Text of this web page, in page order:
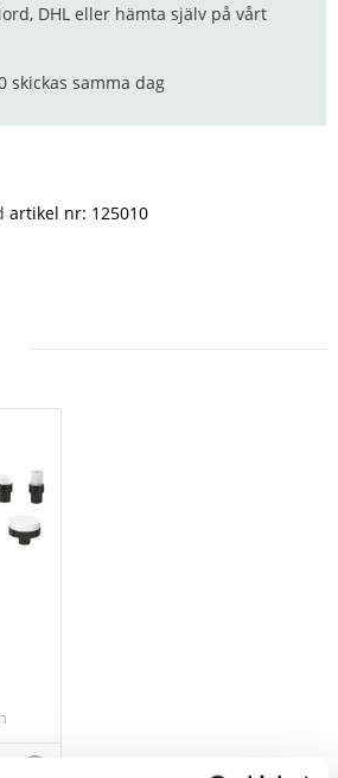
DHL eller hämta själv på vårt
skickas samma dag
artikel nr: 125010